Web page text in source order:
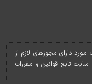
دارای مجوزهای لازم از
تابع قوانين و مقررات